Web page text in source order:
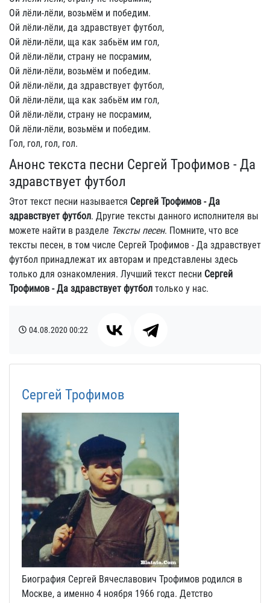
Ой лёли-лёли, возьмём и победим.
Ой лёли-лёли, да здравствует футбол,
Ой лёли-лёли, ща как забьём им гол,
Ой лёли-лёли, страну не посрамим,
Ой лёли-лёли, возьмём и победим.
Ой лёли-лёли, да здравствует футбол,
Ой лёли-лёли, ща как забьём им гол,
Ой лёли-лёли, страну не посрамим,
Ой лёли-лёли, возьмём и победим.
Гол, гол, гол, гол.
Анонс текста песни Сергей Трофимов - Да
здравствует футбол
Этот текст песни называется Сергей Трофимов - Да
здравствует футбол. Другие тексты данного исполнителя вы
можете найти в разделе Тексты песен. Помните, что все
тексты песен, в том числе Сергей Трофимов - Да здравствует
футбол принадлежат их авторам и представлены здесь
только для ознакомления. Лучший текст песни Сергей
Трофимов - Да здравствует футбол только у нас.
04.08.202000:22
Сергей Трофимов
Биография Сергей Вячеславович Трофимов родился в
Москве, а именно 4 ноября 1966 года. Детство